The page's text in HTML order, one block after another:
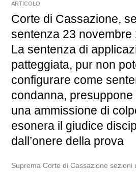
ARTICOLO
Corte di Cassazione,
sentenza 23 novembre
La sentenza di
patteggiata, pur non
configurare come
condanna,
una ammissione di
esonera il giudice
dall’onere della prova
Suprema Corte di Cassazione sezioni